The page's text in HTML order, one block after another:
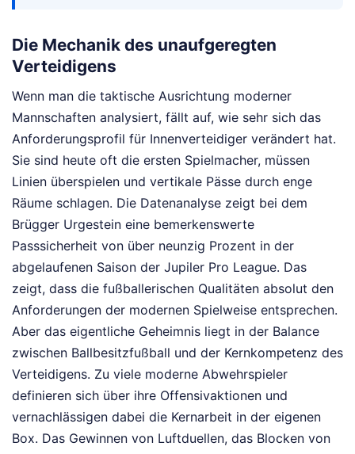
Die Mechanik des unaufgeregten
Verteidigens
Wenn man die taktische Ausrichtung moderner
Mannschaften analysiert, fällt auf, wie sehr sich das
Anforderungsprofil für Innenverteidiger verändert hat.
Sie sind heute oft die ersten Spielmacher, müssen
Linien überspielen und vertikale Pässe durch enge
Räume schlagen. Die Datenanalyse zeigt bei dem
Brügger Urgestein eine bemerkenswerte
Passsicherheit von über neunzig Prozent in der
abgelaufenen Saison der Jupiler Pro League. Das
zeigt, dass die fußballerischen Qualitäten absolut den
Anforderungen der modernen Spielweise entsprechen.
Aber das eigentliche Geheimnis liegt in der Balance
zwischen Ballbesitzfußball und der Kernkompetenz des
Verteidigens. Zu viele moderne Abwehrspieler
definieren sich über ihre Offensivaktionen und
vernachlässigen dabei die Kernarbeit in der eigenen
Box. Das Gewinnen von Luftduellen, das Blocken von